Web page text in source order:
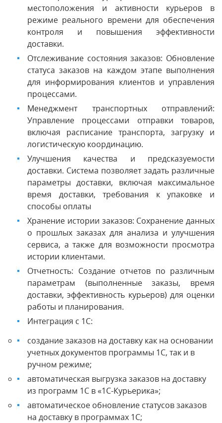
местоположения и активности курьеров в
режиме реального времени для обеспечения
контроля и повышения эффективности
доставки.
Отслеживание состояния заказов: Обновление
статуса заказов на каждом этапе выполнения
для информирования клиентов и управления
процессами.
Менеджмент транспортных отправлений:
Управление процессами отправки товаров,
включая расписание транспорта, загрузку и
логистическую координацию.
Улучшения качества и предсказуемости
доставки. Система позволяет задать различные
параметры доставки, включая максимальное
время доставки, требования к упаковке и
способы оплаты
Хранение истории заказов: Сохранение данных
о прошлых заказах для анализа и улучшения
сервиса, а также для возможности просмотра
истории клиентами.
Отчетность: Создание отчетов по различным
параметрам (выполненные заказы, время
доставки, эффективность курьеров) для оценки
работы и планирования.
Интеграция с 1С:
создание заказов на доставку как на основании
учетных документов программы 1С, так и в
ручном режиме;
автоматическая выгрузка заказов на доставку
из программ 1С в «1С-Курьерика»;
автоматическое обновление статусов заказов
на доставку в программах 1С;